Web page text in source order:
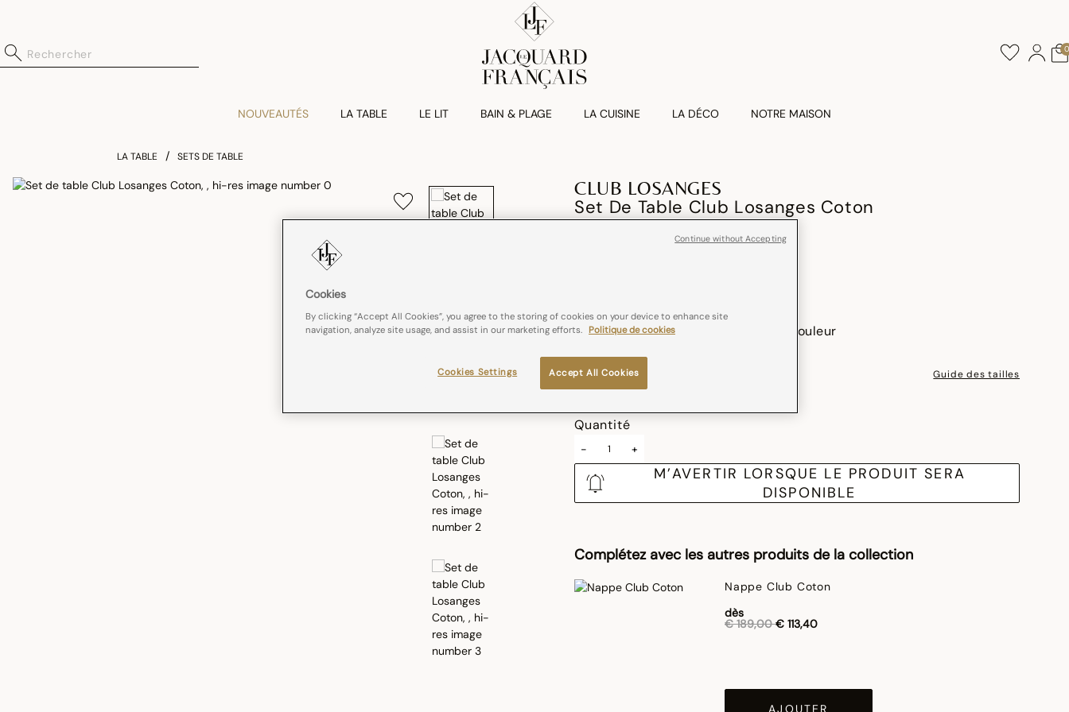
0
NOUVEAUTÉS LA TABLE LE LIT BAIN & PLAGE LA CUISINE LA DÉCO NOTRE MAISON
LA TABLE SETS DE TABLE
CLUB LOSANGES
Set De Table Club Losanges Coton
Couleurs :Veuillez sélectionner une couleur
Taille (cm) Guide des tailles
Quantité
- +
M’AVERTIR LORSQUE LE PRODUIT SERA
DISPONIBLE
Complétez avec les autres produits de la collection
Nappe Club Coton
dès
Réduction de
€ 189,00à
€ 113,40
AJOUTER
Cookies
By clicking “Accept All Cookies”, you agree to the storing of cookies on your device to enhance site
navigation, analyze site usage, and assist in our marketing efforts. Politique de cookies
Accept All Cookies
Cookies Settings
Continue without Accepting